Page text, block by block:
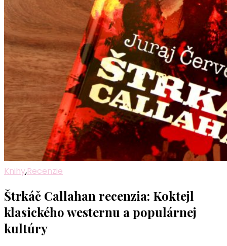
Knihy,Recenzie
Štrkáč Callahan recenzia: Koktejl
klasického westernu a populárnej
kultúry